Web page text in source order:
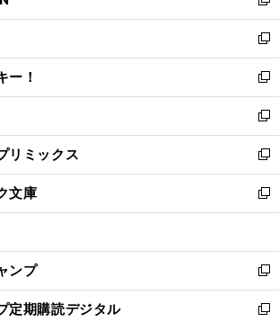
開
く
ウ
で
開
く
ン
ド
ウ
で
開
く
ウ
ィ
ン
ド
ウ
で
開
く
新
し
い
ウ
ィ
ン
ド
ウ
で
開
く
新
し
い
ウ
ィ
ン
ド
ウ
で
開
ー！
新
し
い
ウ
ィ
ン
ド
ウ
開
く
新
し
い
ウ
ィ
ン
ウ
で
開
く
リミックス
新
し
い
ウ
ン
ド
ウ
で
文庫
新
し
ウ
ィ
ン
ド
ンプ
新
し
い
定期購読デジタル
新